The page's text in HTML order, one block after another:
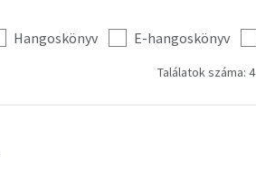
Hangoskönyv E-hangoskönyv
Találatok száma: 4